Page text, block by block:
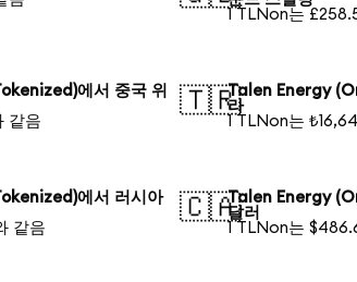
1 TLNon는
에서 중국 위
같음
🇹🇷Talen Energy
라
1 TLNon는
에서 러시아
같음
🇨🇦Talen Energy
달러
1 TLNon는